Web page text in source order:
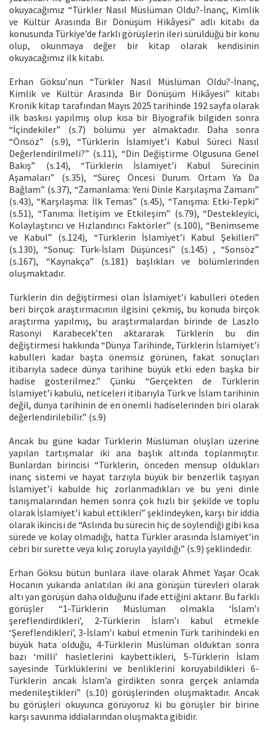
okuyacağımız “Türkler Nasıl Müslüman Oldu?-İnanç, Kimlik
ve Kültür Arasında Bir Dönüşüm Hikâyesi” adlı kitabı da
konusunda Türkiye’de farklı görüşlerin ileri sürüldüğü bir konu
olup, okunmaya değer bir kitap olarak kendisinin
okuyacağımız ilk kitabı.
Erhan Göksu’nun “Türkler Nasıl Müslüman Oldu?-İnanç,
Kimlik ve Kültür Arasında Bir Dönüşüm Hikâyesi” kitabı
Kronik kitap tarafından Mayıs 2025 tarihinde 192 sayfa olarak
ilk baskısı yapılmış olup kısa bir Biyografik bilgiden sonra
“İçindekiler” (s.7) bölümü yer almaktadır. Daha sonra
“Önsöz” (s.9), “Türklerin İslamiyet’i Kabul Süreci Nasıl
Değerlendirilmeli?” (s.11), “Din Değiştirme Olgusuna Genel
Bakış” (s.14), “Türklerin İslamiyet’i Kabul Sürecinin
Aşamaları” (s.35), “Süreç Öncesi Durum. Ortam Ya Da
Bağlam” (s.37), “Zamanlama: Yeni Dinle Karşılaşma Zamanı”
(s.43), “Karşılaşma: İlk Temas” (s.45), “Tanışma: Etki-Tepki”
(s.51), “Tanıma: İletişim ve Etkileşim” (s.79), “Destekleyici,
Kolaylaştırıcı ve Hızlandırıcı Faktörler” (s.100), “Benimseme
ve Kabul” (s.124), “Türklerin İslamiyet’i Kabul Şekilleri”
(s.130), “Sonuç: Türk-İslam Düşüncesi” (s.145) , “Sonsöz”
(s.167), “Kaynakça” (s.181) başlıkları ve bölümlerinden
oluşmaktadır.
Türklerin din değiştirmesi olan İslamiyet’i kabulleri öteden
beri birçok araştırmacının ilgisini çekmiş, bu konuda birçok
araştırma yapılmış, bu araştırmalardan birinde de Laszlo
Rasonyi Karabecek’ten aktararak Türklerin bu din
değiştirmesi hakkında “Dünya Tarihinde, Türklerin İslamiyet’i
kabulleri kadar başta önemsiz görünen, fakat sonuçları
itibarıyla sadece dünya tarihine büyük etki eden başka bir
hadise gösterilmez.” Çünkü “Gerçekten de Türklerin
İslamiyet’i kabulü, neticeleri itibarıyla Türk ve İslam tarihinin
değil, dünya tarihinin de en önemli hadiselerinden biri olarak
değerlendirilebilir.” (s.9)
Ancak bu güne kadar Türklerin Müslüman oluşları üzerine
yapılan tartışmalar iki ana başlık altında toplanmıştır.
Bunlardan birincisi “Türklerin, önceden mensup oldukları
inanç sistemi ve hayat tarzıyla büyük bir benzerlik taşıyan
İslamiyet’i kabulde hiç zorlanmadıkları ve bu yeni dinle
tanışmalarından hemen sonra çok hızlı bir şekilde ve toplu
olarak İslamiyet’i kabul ettikleri” şeklindeyken, karşı bir iddia
olarak ikincisi de “Aslında bu sürecin hiç de söylendiği gibi kısa
sürede ve kolay olmadığı, hatta Türkler arasında İslamiyet’in
cebri bir surette veya kılıç zoruyla yayıldığı” (s.9) şeklindedir.
Erhan Göksu bütün bunlara ilave olarak Ahmet Yaşar Ocak
Hocanın yukarıda anlatılan iki ana görüşün türevleri olarak
altı yan görüşün daha olduğunu ifade ettiğini aktarır. Bu farklı
görüşler “1-Türklerin Müslüman olmakla ‘İslam’ı
şereflendirdikleri’, 2-Türklerin İslam’ı kabul etmekle
‘Şereflendikleri’, 3-İslam’ı kabul etmenin Türk tarihindeki en
büyük hata olduğu, 4-Türklerin Müslüman olduktan sonra
bazı ‘milli’ hasletlerini kaybettikleri, 5-Türklerin İslam
sayesinde Türklüklerini ve benliklerini koruyabildikleri 6-
Türklerin ancak İslam’a girdikten sonra gerçek anlamda
medenileştikleri” (s.10) görüşlerinden oluşmaktadır. Ancak
bu görüşleri okuyunca görüyoruz ki bu görüşler bir birine
karşı savunma iddialarından oluşmakta gibidir.